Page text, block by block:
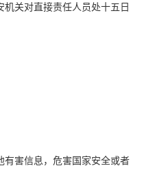
关对直接责任人员处十五日
有害信息，危害国家安全或者